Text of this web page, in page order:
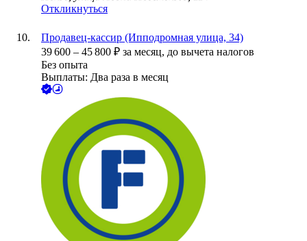
Откликнуться
Продавец-кассир (Ипподромная улица, 34)
39 600 – 45 800 ₽ за месяц, до вычета налогов
Без опыта
Выплаты: Два раза в месяц